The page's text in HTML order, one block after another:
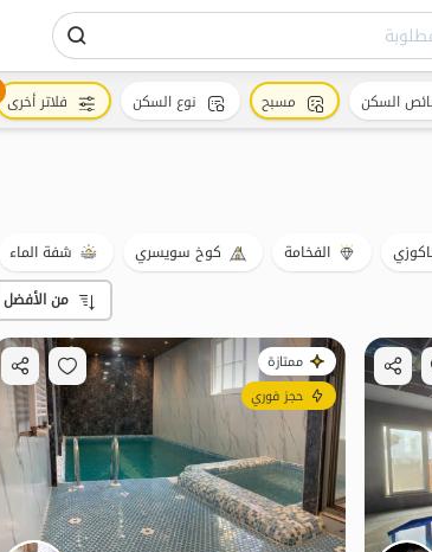
الفخامة كوخ سويسري شفة الماء
من الأفضل
ممتازة
حجز فوري
السكن مسبح نوع السكن فلاتر أخرى